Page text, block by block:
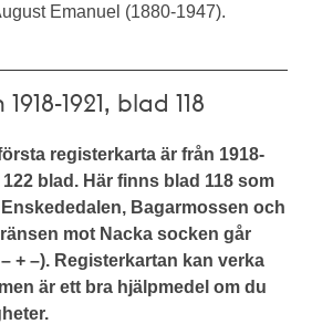
Emanuel (1880-1947).
1921, blad 118
registerkarta är från 1918-
blad. Här finns blad 118 som
Bagarmossen och
mot Nacka socken går
+ –). Registerkartan kan verka
är ett bra hjälpmedel om du